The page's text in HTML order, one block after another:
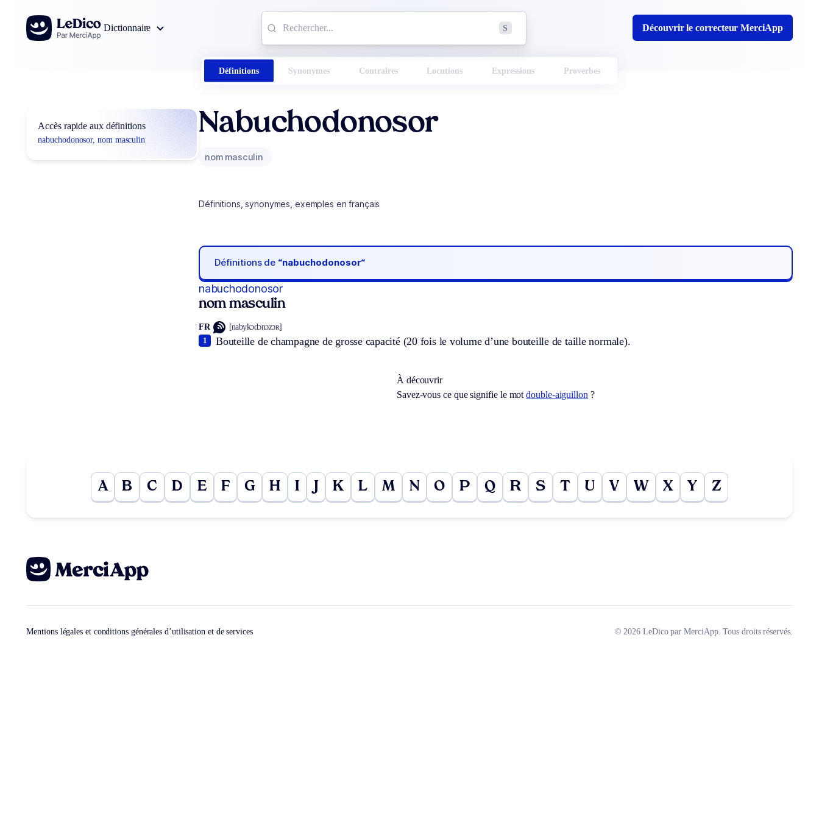
Aller au contenu
Dictionnaire
S Découvrir le correcteur MerciApp
Définitions Synonymes Contraires Locutions Expressions Proverbes
Accès rapide aux définitions
nabuchodonosor, nom masculin
Nabuchodonosor
nom masculin
Définitions, synonymes, exemples en français
Définitions de “nabuchodonosor“
nabuchodonosor
nom masculin
FR [nabykɔdɔnɔzɔʀ]
Bouteille de champagne de grosse capacité (20 fois le volume d’une bouteille de taille normale).
1
À découvrir
Savez-vous ce que signifie le motdouble-aiguillon ?
A B C D E F G H I K L M N O P Q R S T U V W X Y Z
Mentions légales et conditions générales d’utilisation et de services © 2026 LeDico par MerciApp. Tous droits réservés.